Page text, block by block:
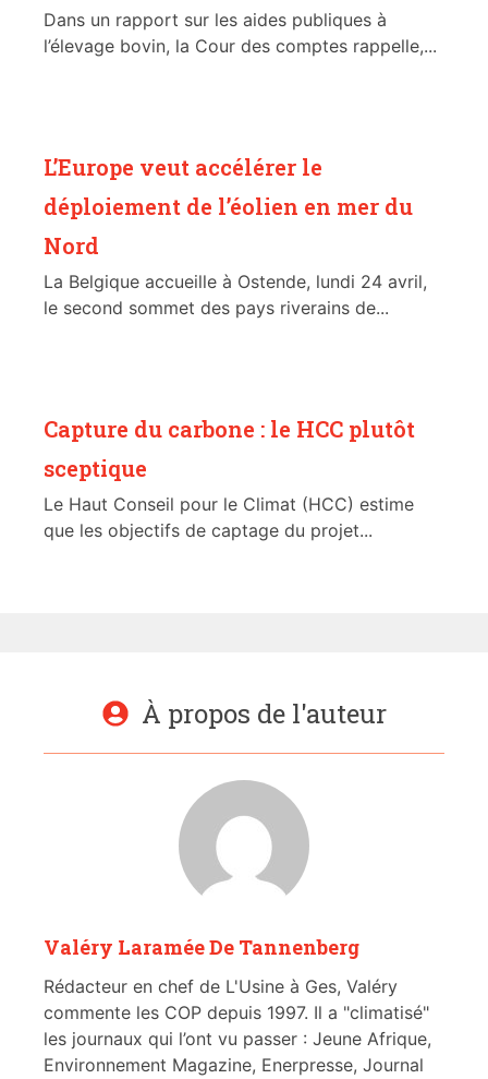
Dans un rapport sur les aides publiques à
l’élevage bovin, la Cour des comptes rappelle,...
L’Europe veut accélérer le
déploiement de l’éolien en mer du
Nord
La Belgique accueille à Ostende, lundi 24 avril,
le second sommet des pays riverains de...
Capture du carbone : le HCC plutôt
sceptique
Le Haut Conseil pour le Climat (HCC) estime
que les objectifs de captage du projet...
À propos de l'auteur
Valéry Laramée De Tannenberg
Rédacteur en chef de L'Usine à Ges, Valéry
commente les COP depuis 1997. Il a "climatisé"
les journaux qui l’ont vu passer : Jeune Afrique,
Environnement Magazine, Enerpresse, Journal